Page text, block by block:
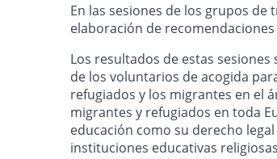
En las sesiones de los grupos
elaboración de
Los resultados de estas
de los voluntarios de acogida
refugiados y los migrantes en el
migrantes y refugiados en toda
educación como su derecho
instituciones educativas